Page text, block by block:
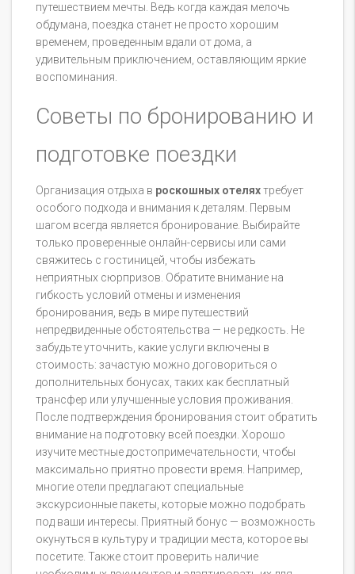
путешествием мечты. Ведь когда каждая мелочь
обдумана, поездка станет не просто хорошим
временем, проведенным вдали от дома, а
удивительным приключением, оставляющим яркие
воспоминания.
Советы по бронированию и
подготовке поездки
Организация отдыха в роскошных отеляхтребует
особого подхода и внимания к деталям. Первым
шагом всегда является бронирование. Выбирайте
только проверенные онлайн-сервисы или сами
свяжитесь с гостиницей, чтобы избежать
неприятных сюрпризов. Обратите внимание на
гибкость условий отмены и изменения
бронирования, ведь в мире путешествий
непредвиденные обстоятельства — не редкость. Не
забудьте уточнить, какие услуги включены в
стоимость: зачастую можно договориться о
дополнительных бонусах, таких как бесплатный
трансфер или улучшенные условия проживания.
После подтверждения бронирования стоит обратить
внимание на подготовку всей поездки. Хорошо
изучите местные достопримечательности, чтобы
максимально приятно провести время. Например,
многие отели предлагают специальные
экскурсионные пакеты, которые можно подобрать
под ваши интересы. Приятный бонус — возможность
окунуться в культуру и традиции места, которое вы
посетите. Также стоит проверить наличие